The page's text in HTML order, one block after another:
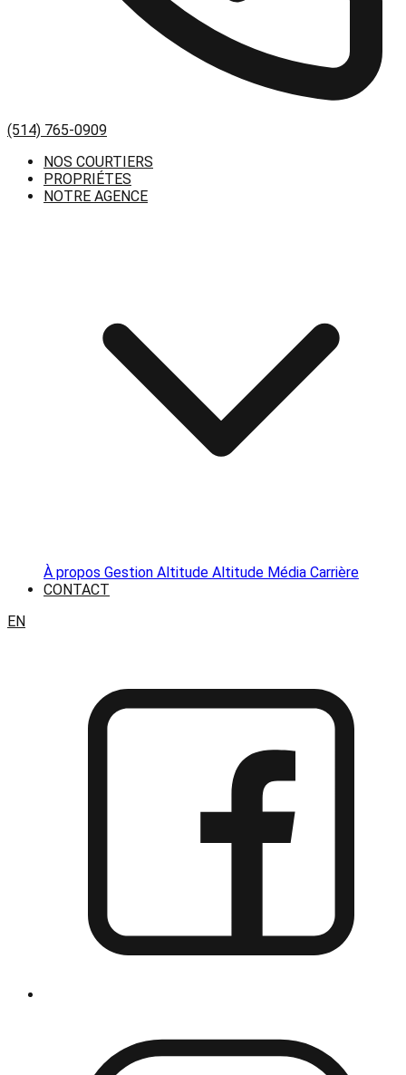
(514) 765-0909
NOS COURTIERS
PROPRIÉTES
NOTRE AGENCE
À propos Gestion Altitude Altitude Média Carrière
CONTACT
EN